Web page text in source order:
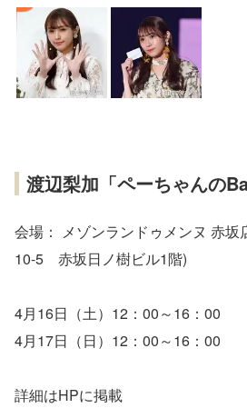
渡辺梨加「ペーちゃんの
会場： メゾンランドゥメンヌ 赤坂
10-5 赤坂日ノ樹ビル1階)
4月16日（土）12：00～16：00
4月17日（日）12：00～16：00
詳細はHPに掲載